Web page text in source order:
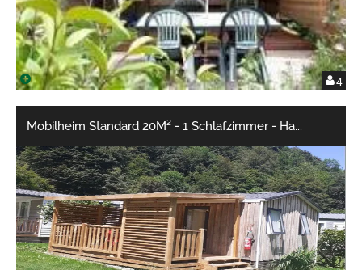
4
Mobilheim Standard 20M² - 1 Schlafzimmer - Ha...